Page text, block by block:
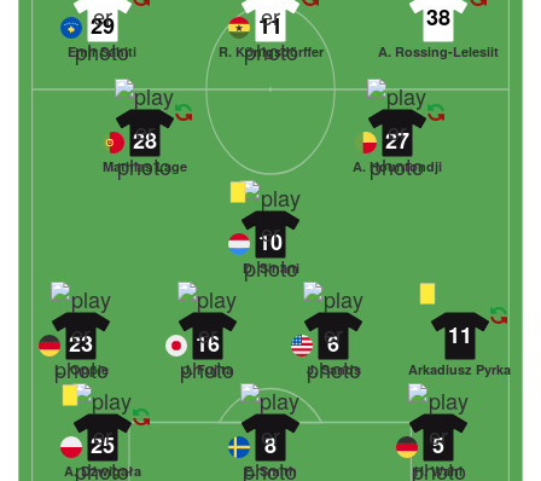
38
A. Rossing-Lelesiit
11
R. Königsdörffer
29
Emir Sahiti
25
A. Dźwigała
8
E. Smith
5
H. Wahl
23
L. Oppie
16
J. Fujita
6
J. Sands
11
Arkadiusz Pyrka
10
D. Sinani
28
Mathias Lage
27
A. Hountondji